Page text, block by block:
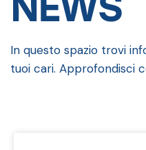
In questo spazio trovi
tuoi cari. Approfondisci